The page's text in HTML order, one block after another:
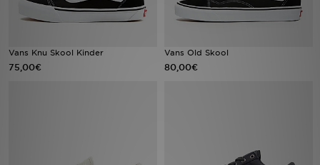
Vans Knu Skool Kinder
75,00€
Vans Old Skool
80,00€
JD Exklusives
Fußball